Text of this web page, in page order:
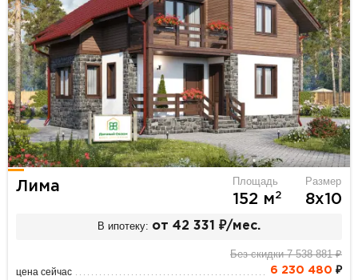
Лима Площадь
152 м2
Размер
8х10
В ипотеку: от 42 331 ₽/мес.
Без скидки 7 538 881 ₽
цена сейчас 6 230 480 ₽